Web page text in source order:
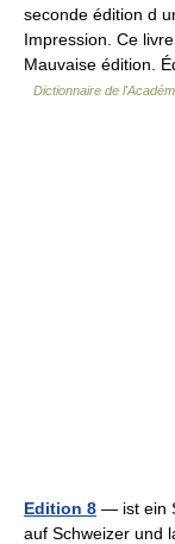
seconde édition d
Impression. Ce
Mauvaise édition.
Dictionnaire de
Edition 8 — ist ein
auf Schweizer und